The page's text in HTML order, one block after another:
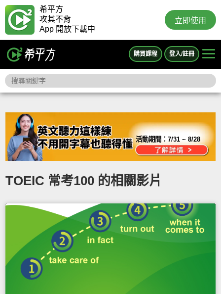
希平方
攻其不背
App 開放下載中
立即使用
購買課程 登入/註冊
活動期間：7/31 ~ 8/28
TOEIC 常考100 的相關影片